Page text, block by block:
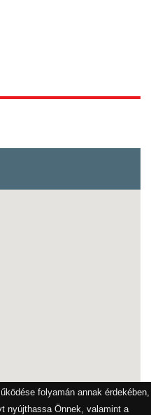
folyamán annak érdekében,
nyújthassa Önnek, valamint a